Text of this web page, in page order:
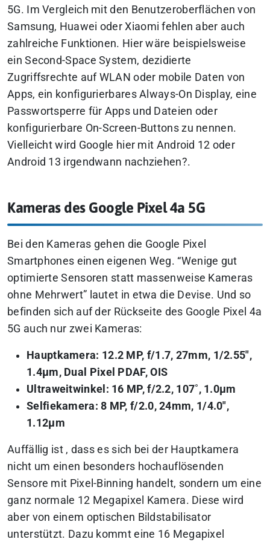
5G. Im Vergleich mit den Benutzeroberflächen von
Samsung, Huawei oder Xiaomi fehlen aber auch
zahlreiche Funktionen. Hier wäre beispielsweise
ein Second-Space System, dezidierte
Zugriffsrechte auf WLAN oder mobile Daten von
Apps, ein konfigurierbares Always-On Display, eine
Passwortsperre für Apps und Dateien oder
konfigurierbare On-Screen-Buttons zu nennen.
Vielleicht wird Google hier mit Android 12 oder
Android 13 irgendwann nachziehen?.
Kameras des Google Pixel 4a 5G
Bei den Kameras gehen die Google Pixel
Smartphones einen eigenen Weg. “Wenige gut
optimierte Sensoren statt massenweise Kameras
ohne Mehrwert” lautet in etwa die Devise. Und so
befinden sich auf der Rückseite des Google Pixel 4a
5G auch nur zwei Kameras:
Hauptkamera: 12.2 MP, f/1.7, 27mm, 1/2.55″,
1.4µm, Dual Pixel PDAF, OIS
Ultraweitwinkel: 16 MP, f/2.2, 107˚, 1.0µm
Selfiekamera: 8 MP, f/2.0, 24mm, 1/4.0″,
1.12µm
Auffällig ist , dass es sich bei der Hauptkamera
nicht um einen besonders hochauflösenden
Sensore mit Pixel-Binning handelt, sondern um eine
ganz normale 12 Megapixel Kamera. Diese wird
aber von einem optischen Bildstabilisator
unterstützt. Dazu kommt eine 16 Megapixel